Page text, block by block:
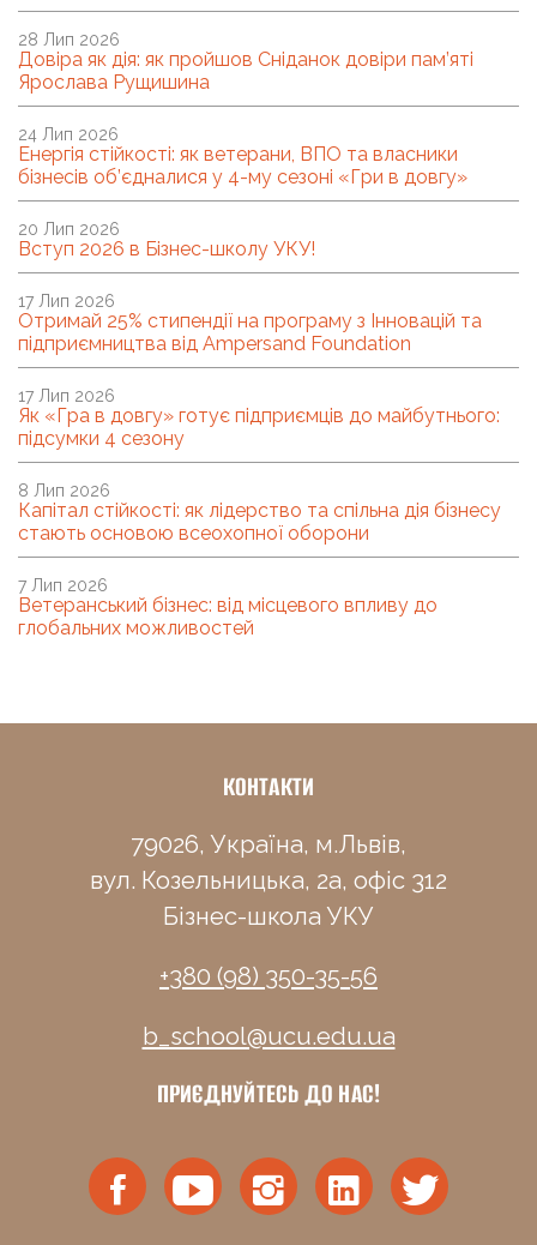
Довіра як дія: як пройшов Сніданок довіри пам’яті
Ярослава Рущишина
28 Лип 2026
Енергія стійкості: як ветерани, ВПО та власники
бізнесів об’єдналися у 4-му сезоні «Гри в довгу»
24 Лип 2026
Вступ 2026 в Бізнес-школу УКУ!
20 Лип 2026
Отримай 25% стипендії на програму з Інновацій та
підприємництва від Ampersand Foundation
17 Лип 2026
Як «Гра в довгу» готує підприємців до майбутнього:
підсумки 4 сезону
17 Лип 2026
Капітал стійкості: як лідерство та спільна дія бізнесу
стають основою всеохопної оборони
8 Лип 2026
Ветеранський бізнес: від місцевого впливу до
глобальних можливостей
7 Лип 2026
КОНТАКТИ
79026, Україна, м.Львів,
вул. Козельницька, 2а, офіс 312
Бізнес-школа УКУ
+380 (98) 350-35-56
b_school@ucu.edu.ua
ПРИЄДНУЙТЕСЬ ДО НАС!